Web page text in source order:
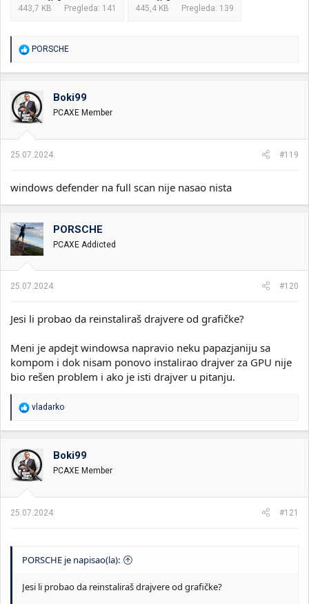
443,7 KB Pregleda: 141 445,4 KB Pregleda: 139
R
a
o
v
a
n
:
PORSCHE
Boki99
PCAXE Member
25.07.2024. #119
windows defender na full scan nije nasao nista
PORSCHE
PCAXE Addicted
25.07.2024. #120
Jesi li probao da reinstaliraš drajvere od grafičke?
Meni je apdejt windowsa napravio neku papazjaniju sa
kompom i dok nisam ponovo instalirao drajver za GPU nije
bio rešen problem i ako je isti drajver u pitanju.
R
a
o
v
a
n
:
vladarko
Boki99
PCAXE Member
25.07.2024. #121
PORSCHE je napisao(la):
Jesi li probao da reinstaliraš drajvere od grafičke?